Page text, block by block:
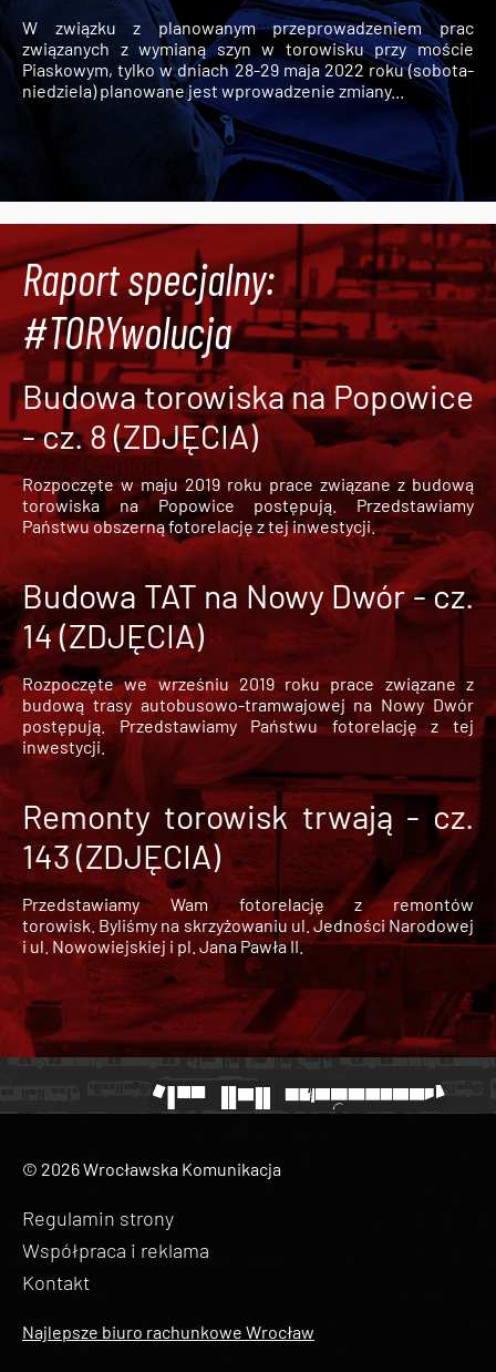
W związku z planowanym przeprowadzeniem prac
związanych z wymianą szyn w torowisku przy moście
Piaskowym, tylko w dniach 28-29 maja 2022 roku (sobota-
niedziela) planowane jest wprowadzenie zmiany...
Raport specjalny:
#TORYwolucja
Budowa torowiska na Popowice
- cz. 8 (ZDJĘCIA)
Rozpoczęte w maju 2019 roku prace związane z budową
torowiska na Popowice
postępują. Przedstawiamy
Państwu obszerną fotorelację z tej inwestycji.
Budowa TAT na Nowy Dwór - cz.
14 (ZDJĘCIA)
Rozpoczęte we wrześniu 2019 roku prace związane z
budową trasy autobusowo-tramwajowej na Nowy Dwór
postępują. Przedstawiamy Państwu fotorelację z tej
inwestycji.
Remonty torowisk trwają - cz.
143 (ZDJĘCIA)
Przedstawiamy Wam fotorelację z remontów
torowisk. Byliśmy na skrzyżowaniu ul. Jedności Narodowej
i ul. Nowowiejskiej i pl. Jana Pawła II.
© 2026 Wrocławska Komunikacja
Regulamin strony
Współpraca i reklama
Kontakt
Najlepsze biuro rachunkowe Wrocław